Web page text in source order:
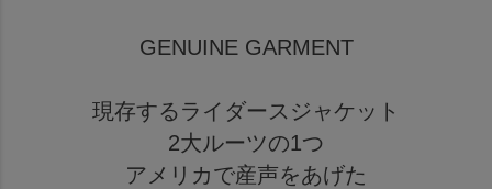
GENUINE GARMENT
現存するライダースジャケット
2大ルーツの1つ
アメリカで産声をあげた